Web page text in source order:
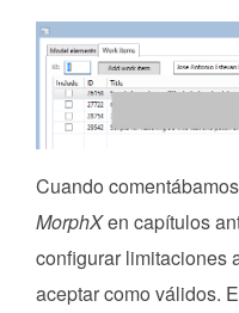
Cuando
MorphXen capítulos
configurar limitaciones
aceptar como válidos.